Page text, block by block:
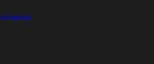
Kontakt